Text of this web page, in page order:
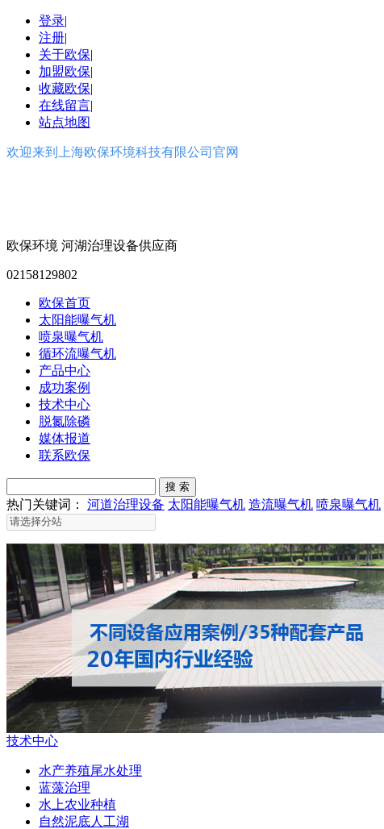
登录|
注册|
关于欧保|
加盟欧保|
收藏欧保|
在线留言|
站点地图
欢迎来到上海欧保环境科技有限公司官网
欧保环境 河湖治理设备供应商
02158129802
欧保首页
太阳能曝气机
喷泉曝气机
循环流曝气机
产品中心
成功案例
技术中心
脱氮除磷
媒体报道
联系欧保
热门关键词： 河道治理设备 太阳能曝气机 造流曝气机 喷泉曝气机
技术中心
水产养殖尾水处理
蓝藻治理
水上农业种植
自然泥底人工湖